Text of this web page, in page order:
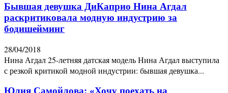
Бывшая девушка ДиКаприо Нина Агдал
раскритиковала модную индустрию за
бодишейминг
28/04/2018
Нина Агдал 25-летняя датская модель Нина Агдал выступила
с резкой критикой модной индустрии: бывшая девушка...
Юлия Самойлова: «Хочу поехать на